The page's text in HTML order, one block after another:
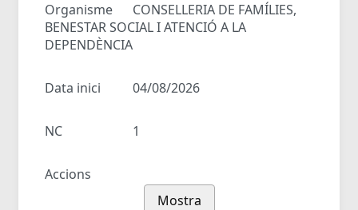
Organisme
CONSELLERIA DE FAMÍLIES,
BENESTAR SOCIAL I ATENCIÓ A LA
DEPENDÈNCIA
Data inici 04/08/2026
NC 1
Accions
Mostra